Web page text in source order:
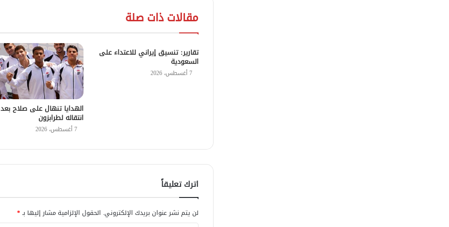
مقالات ذات صلة
تقارير: تنسيق إيراني للاعتداء على
السعودية
7 أغسطس، 2026
الهدايا تنهال على صلاح بعد
انتقاله لطرابزون
7 أغسطس، 2026
اترك تعليقاً
لن يتم نشر عنوان بريدك الإلكتروني. الحقول الإلزامية مشار إليها بـ*